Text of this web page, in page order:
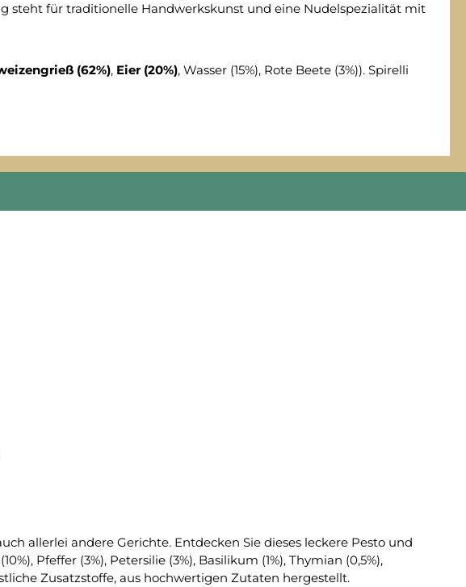
steht für traditionelle Handwerkskunst und eine Nudelspezialität mit
(62%), Eier (20%), Wasser (15%), Rote Beete (3%)). Spirelli
allerlei andere Gerichte. Entdecken Sie dieses leckere Pesto und
künstliche Zusatzstoffe, aus hochwertigen Zutaten hergestellt.